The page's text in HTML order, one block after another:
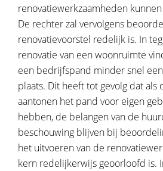
renovatiewerkzaamheden
De rechter zal vervolgens
renovatievoorstel redelijk is. In
renovatie van een woonruimte
een bedrijfspand minder snel
plaats. Dit heeft tot gevolg dat als
aantonen het pand voor eigen
hebben, de belangen van de
beschouwing blijven bij
het uitvoeren van de
kern redelijkerwijs geoorloofd is.